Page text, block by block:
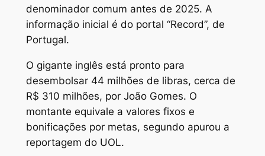
denominador comum antes de 2025. A
informação inicial é do portal “Record”, de
Portugal.
O gigante inglês está pronto para
desembolsar 44 milhões de libras, cerca de
R$ 310 milhões, por João Gomes. O
montante equivale a valores fixos e
bonificações por metas, segundo apurou a
reportagem do UOL.